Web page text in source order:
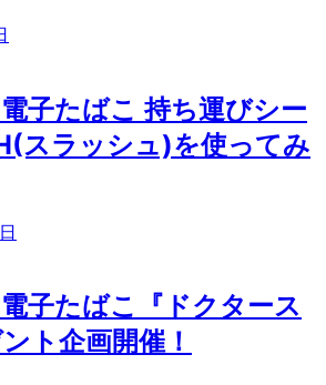
電子たばこ 持ち運びシー
スラッシュ)を使ってみ
電子たばこ『ドクタース
ト企画開催！